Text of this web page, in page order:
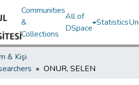
Communities
&
Collections
All of
DSpace
Statistics
& Kişi
ONUR, SELEN